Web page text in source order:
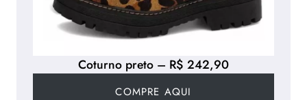
Coturno preto – R$ 242,90
COMPRE AQUI